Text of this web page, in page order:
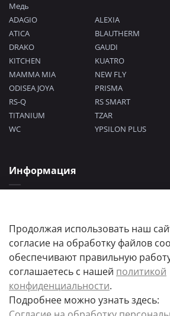
Медь
ADAGIO
ALEXIA
ATICA
BLAUTHERM
DRAKO
GAUDI
KITCHEN
KUATRO
MAMMA MIA
NEW FLY
ODISEA JOYA
PRISMA
RS-Q
RS SMART
TITANIUM
TZAR
WC
YPSILON PLUS
Информация
Пользовательское соглашение
Цены товаров и их количество, а так же
Продолжая использовать наш
согласие на обработку файлов
обеспечивают правильную
соглашаетесь с нашей политикой
конфиденциальности.
Подробнее можно узнать здесь: